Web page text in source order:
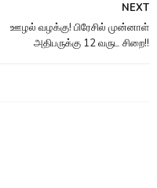
NEXT
ஊழல் வழக்கு! பிரேசில் முன்னாள்
அதிபருக்கு 12 வருட சிறை!!